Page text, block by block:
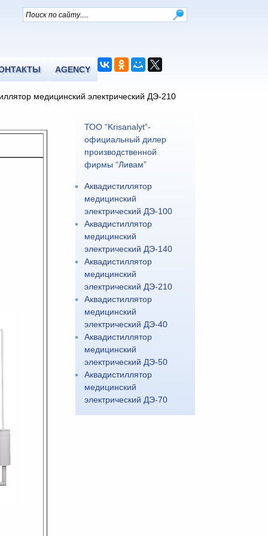
AGENCY
медицинский электрический ДЭ-210
ТОО “Krisanalyt”-
официальный дилер
производственной
фирмы “Ливам”
Аквадистиллятор
медицинский
электрический ДЭ-100
Аквадистиллятор
медицинский
электрический ДЭ-140
Аквадистиллятор
медицинский
электрический ДЭ-210
Аквадистиллятор
медицинский
электрический ДЭ-40
Аквадистиллятор
медицинский
электрический ДЭ-50
Аквадистиллятор
медицинский
электрический ДЭ-70